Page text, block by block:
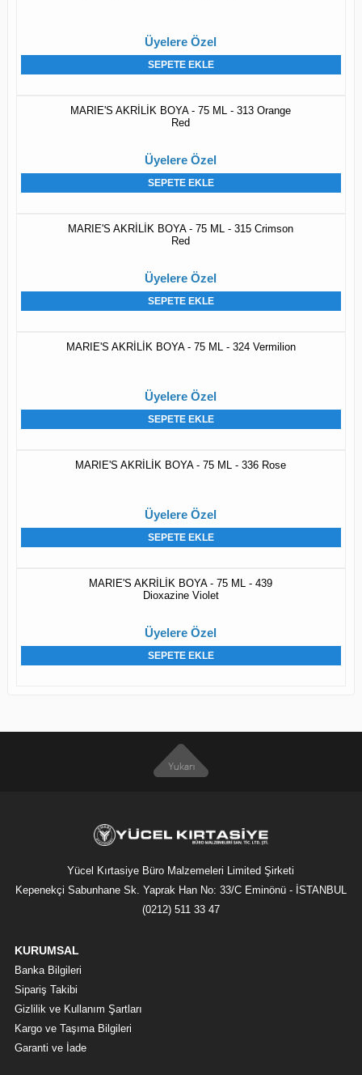
Üyelere Özel
SEPETE EKLE
MARIE'S AKRİLİK BOYA - 75 ML - 313 Orange
Red
Üyelere Özel
SEPETE EKLE
MARIE'S AKRİLİK BOYA - 75 ML - 315 Crimson
Red
Üyelere Özel
SEPETE EKLE
MARIE'S AKRİLİK BOYA - 75 ML - 324 Vermilion
Üyelere Özel
SEPETE EKLE
MARIE'S AKRİLİK BOYA - 75 ML - 336 Rose
Üyelere Özel
SEPETE EKLE
MARIE'S AKRİLİK BOYA - 75 ML - 439
Dioxazine Violet
Üyelere Özel
SEPETE EKLE
Yücel Kırtasiye Büro Malzemeleri Limited Şirketi
Kepenekçi Sabunhane Sk. Yaprak Han No: 33/C Eminönü - İSTANBUL
(0212) 511 33 47
KURUMSAL
Banka Bilgileri
Sipariş Takibi
Gizlilik ve Kullanım Şartları
Kargo ve Taşıma Bilgileri
Garanti ve İade